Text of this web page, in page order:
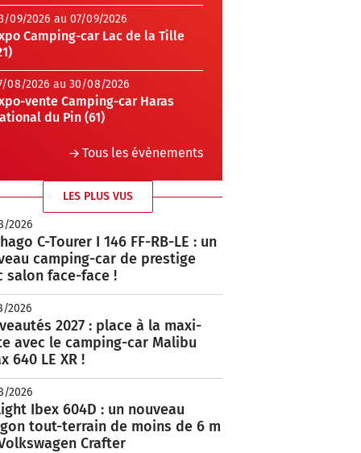
09/2026 au 07/09/2026
Camping-car Lac de la Tille
08/2026 au 30/08/2026
vente Camping-car Haras
du Pin (61)
Tous les évènements
LES PLUS VUS
2026
C-Tourer I 146 FF-RB-LE : un
camping-car de prestige
salon face-face !
2026
2027 : place à la maxi-
avec le camping-car Malibu
640 LE XR !
2026
Ibex 604D : un nouveau
tout-terrain de moins de 6 m
Crafter